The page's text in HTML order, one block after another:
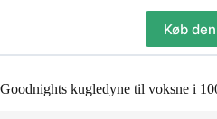
Køb
Goodnights kugledyne til voksne i